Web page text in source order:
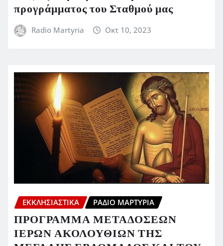
προγράμματος του Σταθμού μας
Radio Martyria Οκτ 10, 2023
ΕΚΚΛΗΣΙΑΣΤΙΚΆ ΡΆΔΙΟ ΜΑΡΤΥΡΊΑ
ΠΡΟΓΡΑΜΜΑ ΜΕΤΑΔΟΣΕΩΝ
ΙΕΡΩΝ ΑΚΟΛΟΥΘΙΩΝ ΤΗΣ